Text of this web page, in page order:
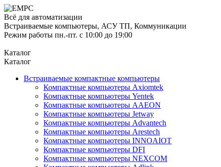
Всё для автоматизации
Встраиваемые компьютеры, АСУ ТП, Коммуникации
Режим работы пн.-пт. с 10:00 до 19:00
Каталог
Каталог
Встраиваемые компактные компьютеры
Компактные компьютеры Axiomtek
Компактные компьютеры Yentek
Компактные компьютеры AAEON
Компактные компьютеры Jetway
Компактные компьютеры Advantech
Компактные компьютеры Arestech
Компактные компьютеры INNOAIOT
Компактные компьютеры DFI
Компактные компьютеры NEXCOM